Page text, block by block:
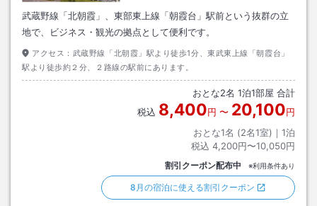
武蔵野線「北朝霞」、東部東上線「朝霞台」駅前という抜群の立
地で、ビジネス・観光の拠点として便利です。
アクセス： 武蔵野線「北朝霞」駅より徒歩1分、東武東上線「朝霞台」
駅より徒歩約２分、２路線の駅前にあります。
おとな2名 1泊1部屋 合計
税込 8,400円 〜 20,100円
おとな1名 (2名1室)｜ 1泊
税込 4,200円〜10,050円
割引クーポン配布中 ※利用条件あり
8月の宿泊に使える割引クーポン